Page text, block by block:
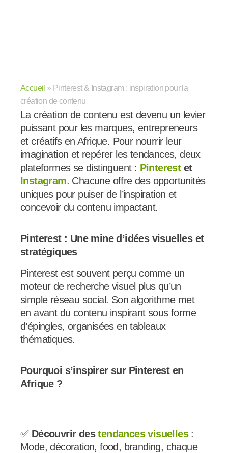
Accueil » Pinterest & Instagram : inspiration pour la
création de contenu
La création de contenu est devenu un levier
puissant pour les marques, entrepreneurs
et créatifs en Afrique. Pour nourrir leur
imagination et repérer les tendances, deux
plateformes se distinguent : Pinterestet
Instagram. Chacune offre des opportunités
uniques pour puiser de l’inspiration et
concevoir du contenu impactant.
Pinterest : Une mine d’idées visuelles et
stratégiques
Pinterest est souvent perçu comme un
moteur de recherche visuel plus qu’un
simple réseau social. Son algorithme met
en avant du contenu inspirant sous forme
d’épingles, organisées en tableaux
thématiques.
Pourquoi s’inspirer sur Pinterest en
Afrique ?
✅ Découvrir destendances visuelles:
Mode, décoration, food, branding, chaque